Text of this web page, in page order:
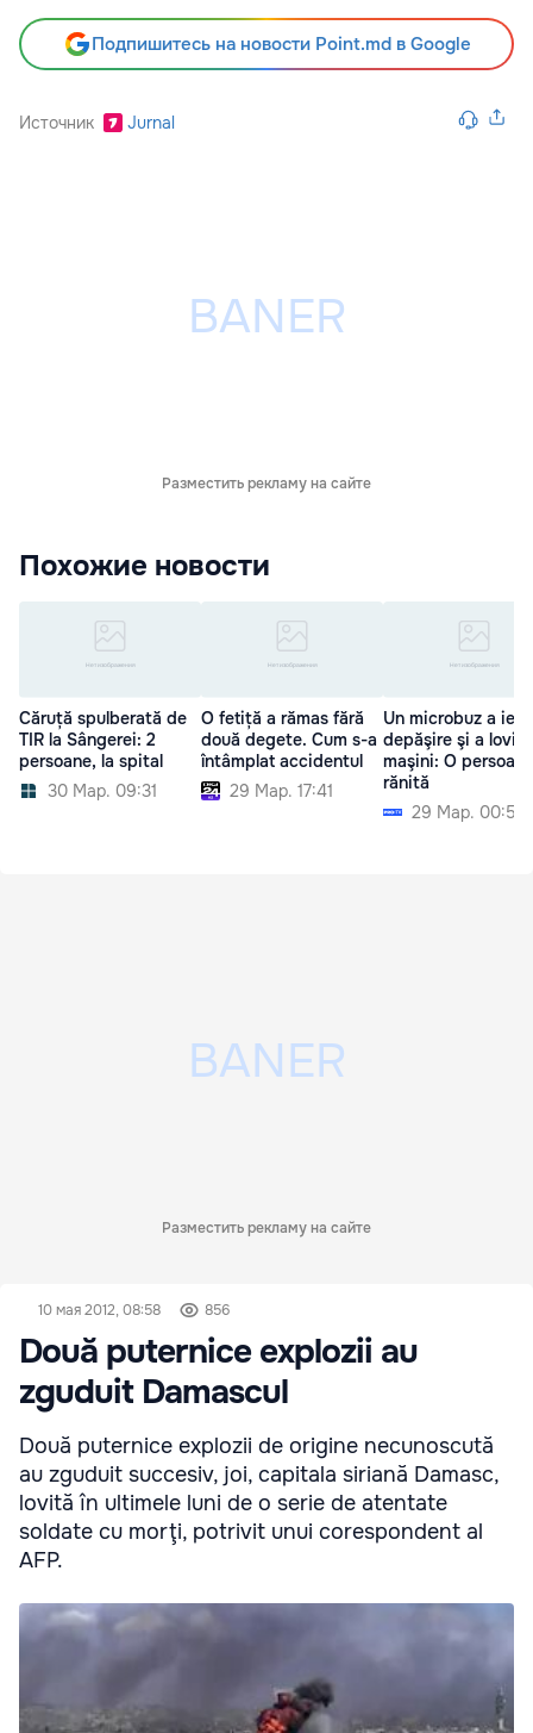
Подпишитесь на новости Point.md в Google
Источник Jurnal
Разместить рекламу на сайте
Похожие новости
Căruță spulberată de
TIR la Sângerei: 2
persoane, la spital
30 Мар. 09:31
O fetiță a rămas fără
două degete. Cum s-a
întâmplat accidentul
29 Мар. 17:41
Un microbuz a
depăşire şi a lovit
maşini: O
rănită
29 Мар. 00:52
Разместить рекламу на сайте
10 мая 2012, 08:58 856
Două puternice explozii au
zguduit Damascul
Două puternice explozii de origine necunoscută
au zguduit succesiv, joi, capitala siriană Damasc,
lovită în ultimele luni de o serie de atentate
soldate cu morţi, potrivit unui corespondent al
AFP.